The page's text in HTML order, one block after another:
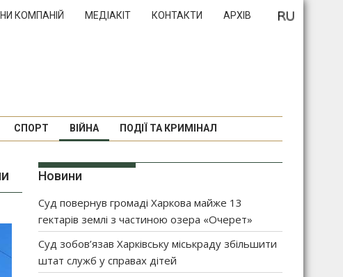
КОМПАНІЙ МЕДІАКІТ КОНТАКТИ АРХІВ
СПОРТ ВІЙНА ПОДІЇ ТА КРИМІНАЛ
Новини
Суд повернув громаді Харкова майже 13
гектарів землі з частиною озера «Очерет»
Суд зобов’язав Харківську міськраду збільшити
штат служб у справах дітей